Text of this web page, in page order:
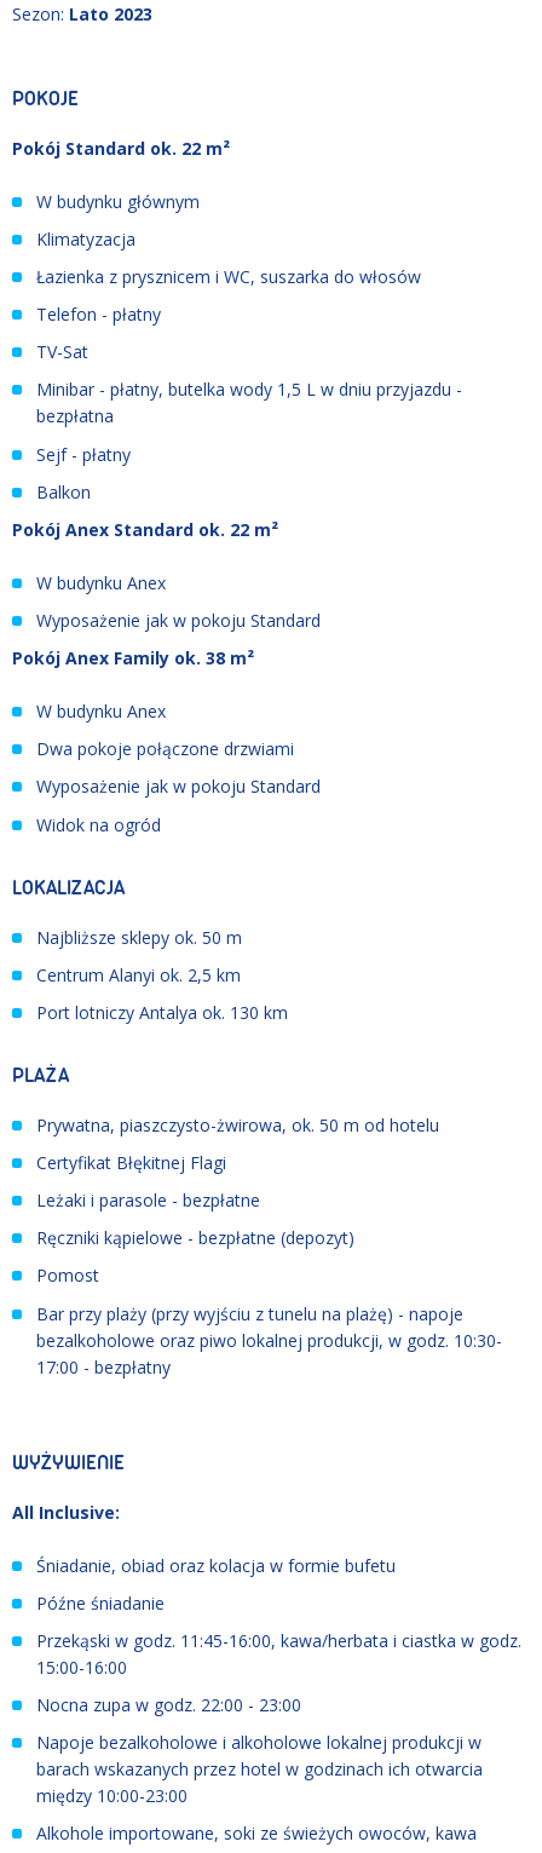
Sezon: Lato 2023
POKOJE
Pokój Standard ok. 22 m²
W budynku głównym
Klimatyzacja
Łazienka z prysznicem i WC, suszarka do włosów
Telefon - płatny
TV-Sat
Minibar - płatny, butelka wody 1,5 L w dniu przyjazdu -
bezpłatna
Sejf - płatny
Balkon
Pokój Anex Standard ok. 22 m²
W budynku Anex
Wyposażenie jak w pokoju Standard
Pokój Anex Family ok. 38 m²
W budynku Anex
Dwa pokoje połączone drzwiami
Wyposażenie jak w pokoju Standard
Widok na ogród
LOKALIZACJA
Najbliższe sklepy ok. 50 m
Centrum Alanyi ok. 2,5 km
Port lotniczy Antalya ok. 130 km
PLAŻA
Prywatna, piaszczysto-żwirowa, ok. 50 m od hotelu
Certyfikat Błękitnej Flagi
Leżaki i parasole - bezpłatne
Ręczniki kąpielowe - bezpłatne (depozyt)
Pomost
Bar przy plaży (przy wyjściu z tunelu na plażę) - napoje
bezalkoholowe oraz piwo lokalnej produkcji, w godz. 10:30-
17:00 - bezpłatny
WYŻYWIENIE
All Inclusive:
Śniadanie, obiad oraz kolacja w formie bufetu
Późne śniadanie
Przekąski w godz. 11:45-16:00, kawa/herbata i ciastka w godz.
15:00-16:00
Nocna zupa w godz. 22:00 - 23:00
Napoje bezalkoholowe i alkoholowe lokalnej produkcji w
barach wskazanych przez hotel w godzinach ich otwarcia
między 10:00-23:00
Alkohole importowane, soki ze świeżych owoców, kawa